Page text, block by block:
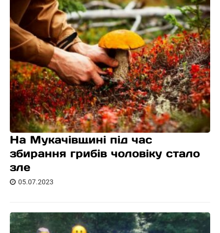
На Мукачівщині під час
збирання грибів чоловіку стало
зле
05.07.2023